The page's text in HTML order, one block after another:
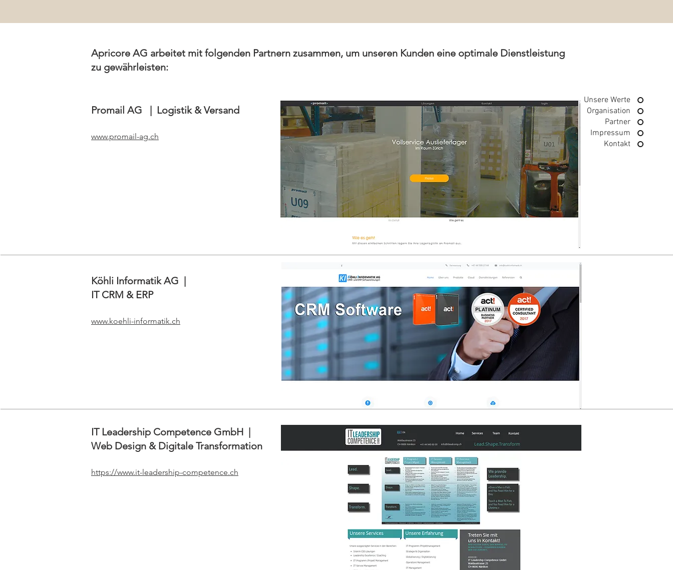
Unsere Werte
Organisation
Partner
Impressum
Kontakt
Apricore AG arbeitet mit folgenden Partnern zusammen, um unseren Kunden eine optimale Dienstleistung
zu gewährleisten:
Promail AG | Logistik & Versand
www.promail-ag.ch
Köhli Informatik AG |
IT​ CRM & ERP
www.koehli-informatik.ch
IT Leadership Competence GmbH |
Web Design & Digitale Transformation
https://www.it-leadership-competence.ch